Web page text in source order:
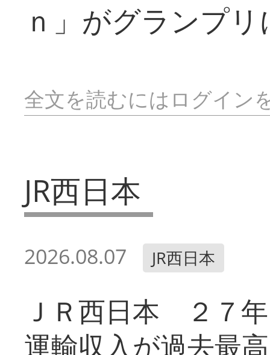
ｎ」がグランプ
全文を読むにはログイン
JR西日本
2026.08.07 JR西日本
ＪＲ西日本 ２７
運輸収入が過去最高